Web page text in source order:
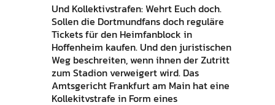
Und Kollektivstrafen: Wehrt Euch doch.
Sollen die Dortmundfans doch reguläre
Tickets für den Heimfanblock in
Hoffenheim kaufen. Und den juristischen
Weg beschreiten, wenn ihnen der Zutritt
zum Stadion verweigert wird. Das
Amtsgericht Frankfurt am Main hat eine
Kollekitvstrafe in Form eines